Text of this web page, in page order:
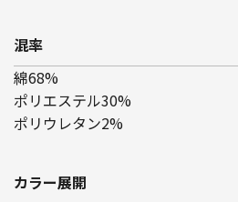
混率
綿68%
ポリエステル30%
ポリウレタン2%
カラー展開